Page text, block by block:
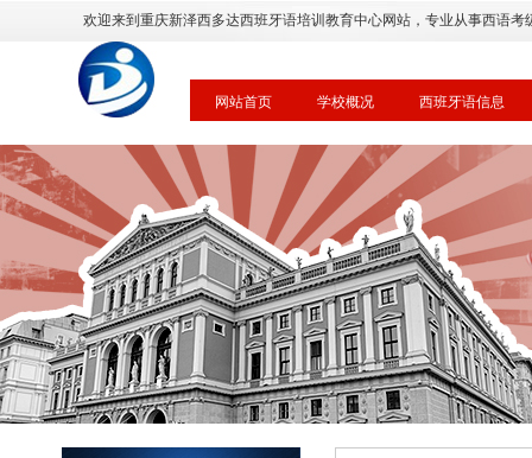
欢迎来到重庆新泽西多达西班牙语培训教育中心网站，专业从事西语考
网站首页 学校概况 西班牙语信息